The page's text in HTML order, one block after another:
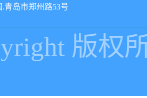
青岛市郑州路53号
版权